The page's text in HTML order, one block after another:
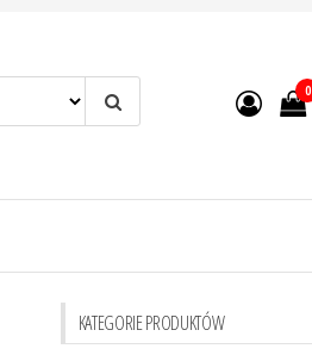
0
KATEGORIE PRODUKTÓW